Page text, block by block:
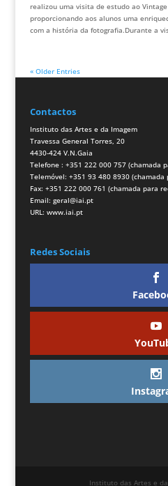
realizou uma visita de estudo ao
proporcionando aos alunos uma
com a história da fotografia.Durante a
« Older Entries
Contactos
Instituto das Artes e da Imagem
Travessa General Torres, 20
4430-424 V.N.Gaia
Telefone : +351 222 000 757 (chamada
Telemóvel: +351 93 480 8930
Fax: +351 222 000 761 (chamada para
Email: geral@iai.pt
URL: www.iai.pt
Redes Sociais
Instituto das Artes e